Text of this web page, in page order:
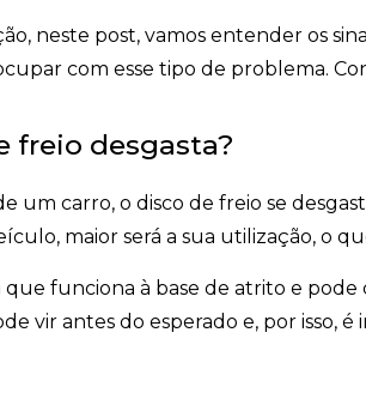
neste post, vamos entender os
com esse tipo de problema.
freio desgasta?
um carro, o disco de freio se
maior será a sua utilização, o
funciona à base de atrito e
vir antes do esperado e, por isso,